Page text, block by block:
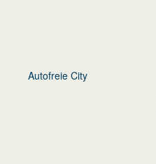
Autofreie City